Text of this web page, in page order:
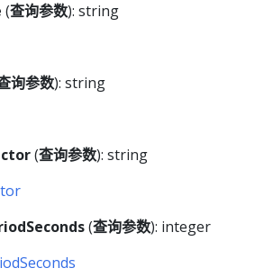
(查询参数): string
询参数): string
(查询参数): string
(查询参数): integer